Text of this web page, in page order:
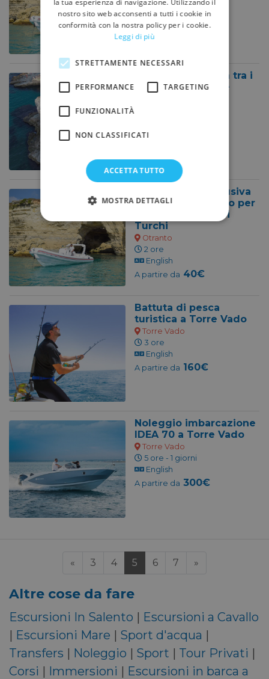
2 ore
English
A partire da
385€
Escursione Privata tra i
Faraglioni di Torre
English
Esplorazione Esclusiva
in barca da Otranto per
visitare la Baia dei
Turchi
Otranto
2 ore
English
A partire da 40€
Battuta di pesca
turistica a Torre Vado
Torre Vado
3 ore
English
A partire da 160€
Noleggio imbarcazione
IDEA 70 a Torre Vado
Torre Vado
5 ore - 1 giorni
English
A partire da 300€
« Precedente
3 4 5 (current)
6 7 »
Altre cose da fare
Escursioni In Salento | Escursioni a Cavallo
| Escursioni Mare | Sport d'acqua |
Transfers | Noleggio | Sport | Tour Privati |
Corsi | Immersioni | Escursioni in barca a
la tua esperienza di navigazione. Utilizzando il
nostro sito web acconsenti a tutti i cookie in
conformità con la nostra policy per i cookie.
Leggi di più
STRETTAMENTE NECESSARI
PERFORMANCE TARGETING
FUNZIONALITÀ
NON CLASSIFICATI
ACCETTA TUTTO
MOSTRA DETTAGLI